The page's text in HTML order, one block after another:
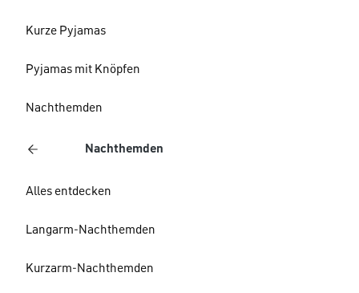
Kurze Pyjamas
Pyjamas mit Knöpfen
Nachthemden
Nachthemden
Alles entdecken
Langarm-Nachthemden
Kurzarm-Nachthemden